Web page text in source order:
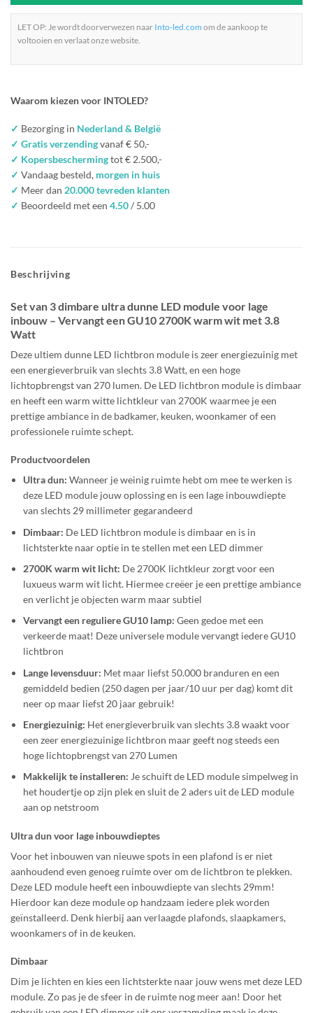
LET OP: Je wordt doorverwezen naar Into-led.com om de aankoop te
voltooien en verlaat onze website.
Waarom kiezen voor INTOLED?
✓ Bezorging in Nederland & België
✓ Gratis verzendingvanaf € 50,-
✓ Kopersbeschermingtot € 2.500,-
✓ Vandaag besteld, morgen in huis
✓ Meer dan 20.000 tevreden klanten
✓ Beoordeeld met een 4.50/ 5.00
Beschrijving
Set van 3 dimbare ultra dunne LED module voor lage
inbouw – Vervangt een GU10 2700K warm wit met 3.8
Watt
Deze ultiem dunne LED lichtbron module is zeer energiezuinig met
een energieverbruik van slechts 3.8 Watt, en een hoge
lichtopbrengst van 270 lumen. De LED lichtbron module is dimbaar
en heeft een warm witte lichtkleur van 2700K waarmee je een
prettige ambiance in de badkamer, keuken, woonkamer of een
professionele ruimte schept.
Productvoordelen
Ultra dun:Wanneer je weinig ruimte hebt om mee te werken is
deze LED module jouw oplossing en is een lage inbouwdiepte
van slechts 29 millimeter gegarandeerd
Dimbaar: De LED lichtbron module is dimbaar en is in
lichtsterkte naar optie in te stellen met een LED dimmer
2700K warm wit licht: De 2700K lichtkleur zorgt voor een
luxueus warm wit licht. Hiermee creëer je een prettige ambiance
en verlicht je objecten warm maar subtiel
Vervangt een reguliere GU10 lamp:Geen gedoe met een
verkeerde maat! Deze universele module vervangt iedere GU10
lichtbron
Lange levensduur: Met maar liefst 50.000 branduren en een
gemiddeld bedien (250 dagen per jaar/10 uur per dag) komt dit
neer op maar liefst 20 jaar gebruik!
Energiezuinig: Het energieverbruik van slechts 3.8 waakt voor
een zeer energiezuinige lichtbron maar geeft nog steeds een
hoge lichtopbrengst van 270 Lumen
Makkelijk te installeren:Je schuift de LED module simpelweg in
het houdertje op zijn plek en sluit de 2 aders uit de LED module
aan op netstroom
Ultra dun voor lage inbouwdieptes
Voor het inbouwen van nieuwe spots in een plafond is er niet
aanhoudend even genoeg ruimte over om de lichtbron te plekken.
Deze LED module heeft een inbouwdiepte van slechts 29mm!
Hierdoor kan deze module op handzaam iedere plek worden
geïnstalleerd. Denk hierbij aan verlaagde plafonds, slaapkamers,
woonkamers of in de keuken.
Dimbaar
Dim je lichten en kies een lichtsterkte naar jouw wens met deze LED
module. Zo pas je de sfeer in de ruimte nog meer aan! Door het